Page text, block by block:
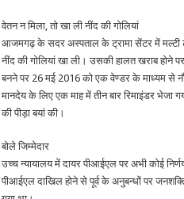
वेतन न मिला, तो खा ली नींद की गोलियां
आजमगढ़ के सदर अस्पताल के ट्रामा सेंटर में मल्टी
नींद की गोलियां खा ली। उसकी हालत खराब होने
बनने पर 26 मई 2016 को एक वेण्डर के माध्यम से नौ
मानदेय के लिए एक माह में तीन बार रिमाइंडर
की पीड़ा बयां की।
बोले जिम्मेदार
उच्च न्यायालय में दायर पीआईएल पर अभी कोई
पीआईएल दाखिल होने से पूर्व के अनुबन्धों पर